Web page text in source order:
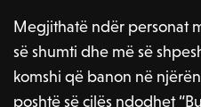
Megjithatë ndër personat
së shumti dhe më së
komshi që banon në
poshtë së cilës ndodhet